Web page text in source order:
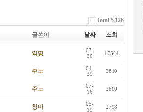
Total 5,126
글쓴이 날짜 조회
익명
03-
30
17564
주노
04-
29
2810
주노
07-
16
2800
청마
05-
19
2798